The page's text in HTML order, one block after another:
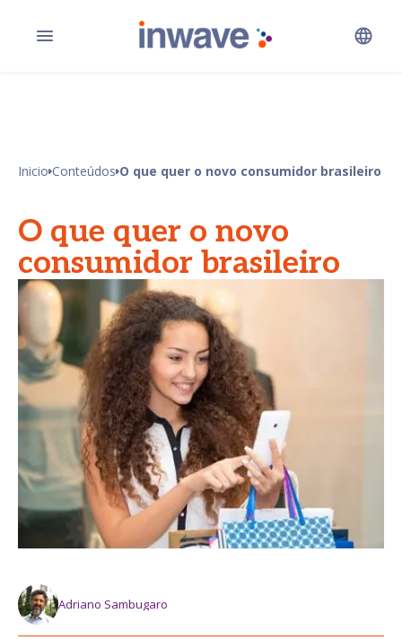
Inicio Conteúdos O que quer o novo consumidor brasileiro
O que quer o novo
consumidor brasileiro
Adriano Sambugaro